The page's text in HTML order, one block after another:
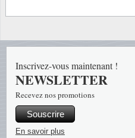
Inscrivez-vous maintenant !
NEWSLETTER
Recevez nos promotions
Souscrire
En savoir plus